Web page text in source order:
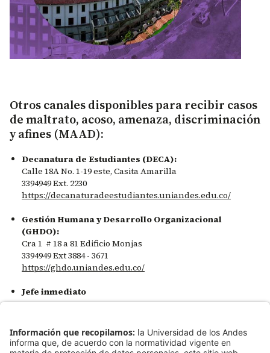
Otros canales disponibles para recibir casos
de maltrato, acoso, amenaza, discriminación
y afines (MAAD):
Decanatura de Estudiantes (DECA):
Calle 18A No. 1-19 este, Casita Amarilla
3394949 Ext. 2230
https://decanaturadeestudiantes.uniandes.edu.co/
Gestión Humana y Desarrollo Organizacional
(GHDO):
Cra 1 # 18 a 81 Edificio Monjas
3394949 Ext 3884 - 3671
https://ghdo.uniandes.edu.co/
Jefe inmediato
situaciones de emergencia en el campus.
3394949 Ext 0000 - 3555